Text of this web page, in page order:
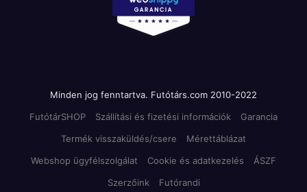
Minden jog fenntartva. Futótárs.com 2010-2022
FutótárSHOP
Szállítási és fizetési információk
Garancia
Termék visszaküldés/csere
Mérettáblázat
Webshop ügyfélszolgálat
Cookie és adatkezelés
ÁSZF
Szerzőink
Futórandi